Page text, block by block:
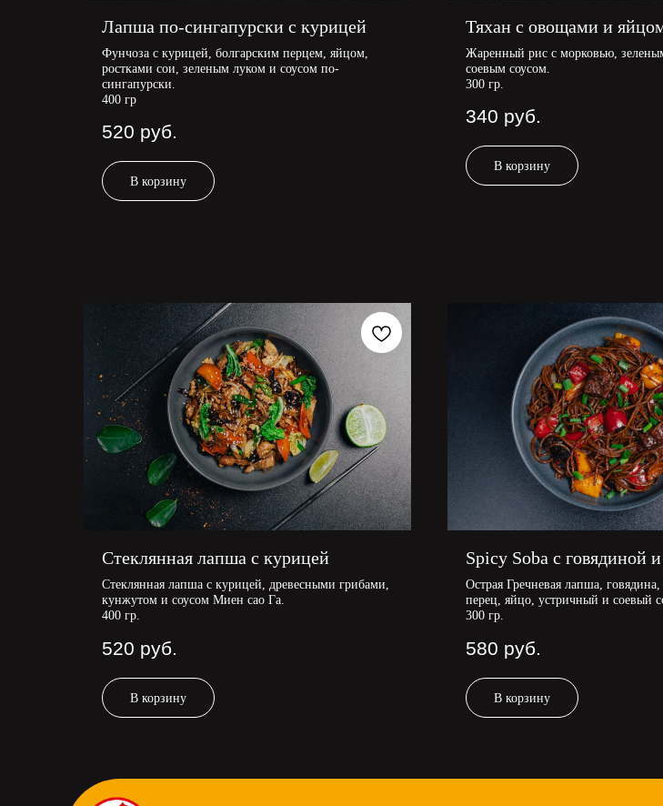
Лапша по-сингапурски с курицей
Фунчоза с курицей, болгарским перцем, яйцом,
ростками сои, зеленым луком и соусом по-
сингапурски.
400 гр
520 руб.
В корзину
Тяхан с овощами и
Жаренный рис с морковью,
соевым соусом.
300 гр.
340 руб.
В корзину
Стеклянная лапша с курицей
Стеклянная лапша с курицей, древесными грибами,
кунжутом и соусом Миен сао Га.
400 гр.
520 руб.
В корзину
Spicy Soba с говядиной
Острая Гречневая лапша, говядина,
перец, яйцо, устричный и соевый
300 гр.
580 руб.
В корзину